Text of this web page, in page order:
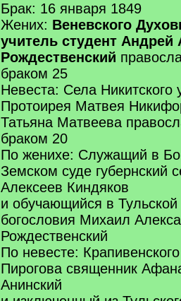
Брак: 16 января 1849
Жених: Веневского
учитель студент Андрей
Рождественский
браком 25
Невеста: Села Никитского
Протоирея Матвея
Татьяна Матвеева
браком 20
По женихе: Служащий в
Земском суде губернский
Алексеев Киндяков
и обучающийся в
богословия Михаил
Рождественский
По невесте:
Пирогова священник
Анинский